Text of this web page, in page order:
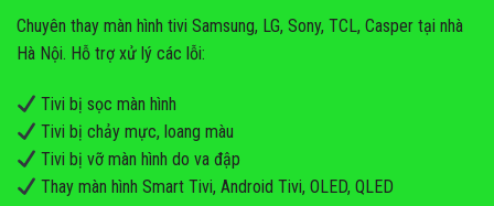
Chuyên thay màn hình tivi Samsung, LG, Sony, TCL, Casper tại nhà
Hà Nội. Hỗ trợ xử lý các lỗi:
Tivi bị sọc màn hình
Tivi bị chảy mực, loang màu
Tivi bị vỡ màn hình do va đập
Thay màn hình Smart Tivi, Android Tivi, OLED, QLED